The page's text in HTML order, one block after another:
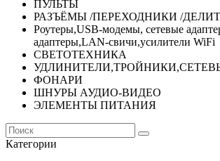
ПУЛЬТЫ
РАЗЪЁМЫ /ПЕРЕХОДНИКИ /
Роутеры,USB-модемы, сетевые
адаптеры,LAN-свичи,усилители WiFi
СВЕТОТЕХНИКА
ФОНАРИ
ШНУРЫ АУДИО-ВИДЕО
ЭЛЕМЕНТЫ ПИТАНИЯ
Категории